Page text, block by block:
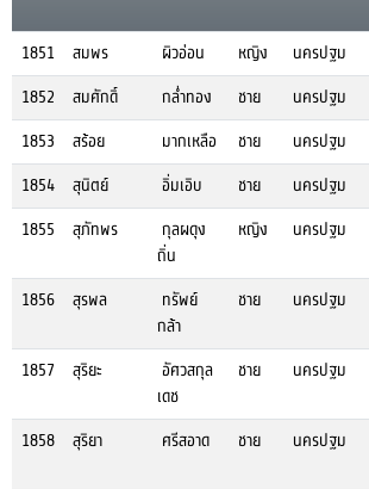
1851
สมพร ผิวอ่อน หญิง นครปฐม
1852
สมศักดิ์ กล่ำทอง ชาย นครปฐม
1853
สร้อย มากเหลือ ชาย นครปฐม
1854
สุนิตย์ อิ่มเอิบ ชาย นครปฐม
1855
สุภัทพร
กุลผดุง
ถิ่น
หญิง นครปฐม
1856 สุรพล
ทรัพย์
กล้า
ชาย นครปฐม
1857 สุริยะ
อัศวสกุล
เดช
ชาย นครปฐม
1858 สุริยา ศรีสอาด ชาย นครปฐม